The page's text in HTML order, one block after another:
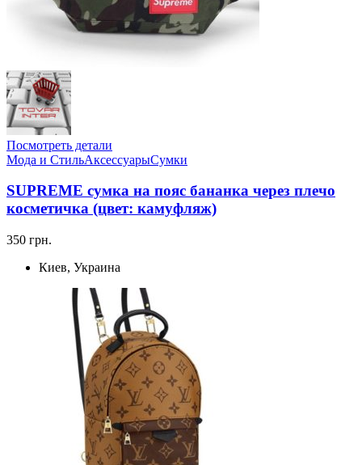
Посмотреть детали
Мода и СтильАксессуарыСумки
SUPREME сумка на пояс бананка через плечо
косметичка (цвет: камуфляж)
350 грн.
Киев, Украина